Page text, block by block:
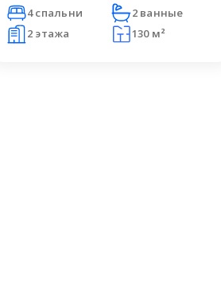
4 спальни
2 ванные
2 этажа
130 м²